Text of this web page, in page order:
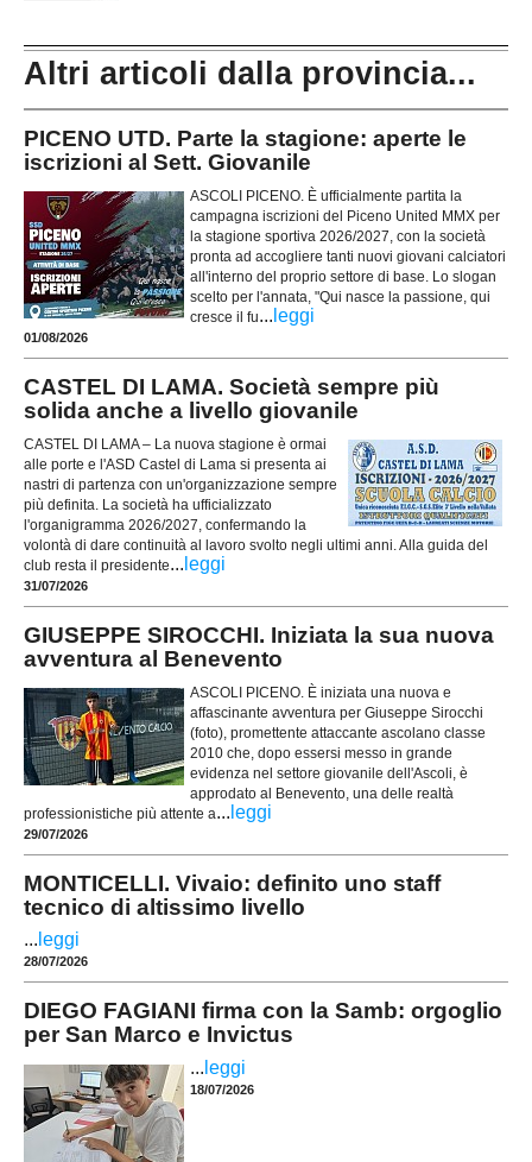
Altri articoli dalla provincia...
PICENO UTD. Parte la stagione: aperte le
iscrizioni al Sett. Giovanile
ASCOLI PICENO. È ufficialmente partita la
campagna iscrizioni del Piceno United MMX per
la stagione sportiva 2026/2027, con la società
pronta ad accogliere tanti nuovi giovani calciatori
all'interno del proprio settore di base. Lo slogan
scelto per l'annata, "Qui nasce la passione, qui
cresce il fu... leggi
01/08/2026
CASTEL DI LAMA. Società sempre più
solida anche a livello giovanile
CASTEL DI LAMA – La nuova stagione è ormai
alle porte e l'ASD Castel di Lama si presenta ai
nastri di partenza con un'organizzazione sempre
più definita. La società ha ufficializzato
l'organigramma 2026/2027, confermando la
volontà di dare continuità al lavoro svolto negli ultimi anni. Alla guida del
club resta il presidente... leggi
31/07/2026
GIUSEPPE SIROCCHI. Iniziata la sua nuova
avventura al Benevento
ASCOLI PICENO. È iniziata una nuova e
affascinante avventura per Giuseppe Sirocchi
(foto), promettente attaccante ascolano classe
2010 che, dopo essersi messo in grande
evidenza nel settore giovanile dell'Ascoli, è
approdato al Benevento, una delle realtà
professionistiche più attente a... leggi
29/07/2026
MONTICELLI. Vivaio: definito uno staff
tecnico di altissimo livello
... leggi
28/07/2026
DIEGO FAGIANI firma con la Samb: orgoglio
per San Marco e Invictus
... leggi
18/07/2026